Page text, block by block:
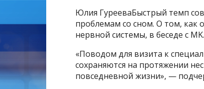
Юлия ГурееваБыстрый темп
проблемам со сном. О том, как
нервной системы, в беседе с
«Поводом для визита к
сохраняются на протяжении
повседневной жизни», —